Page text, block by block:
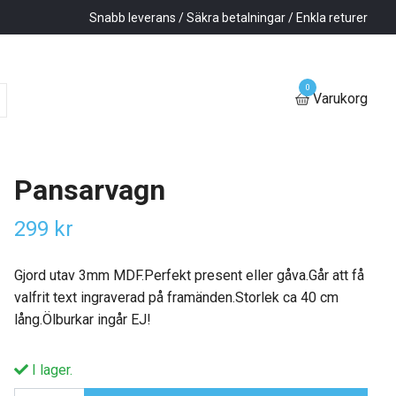
Snabb leverans / Säkra betalningar / Enkla returer
0
Varukorg
Pansarvagn
299 kr
Gjord utav 3mm MDF.Perfekt present eller gåva.Går att få
valfrit text ingraverad på framänden.Storlek ca 40 cm
lång.Ölburkar ingår EJ!
I lager.